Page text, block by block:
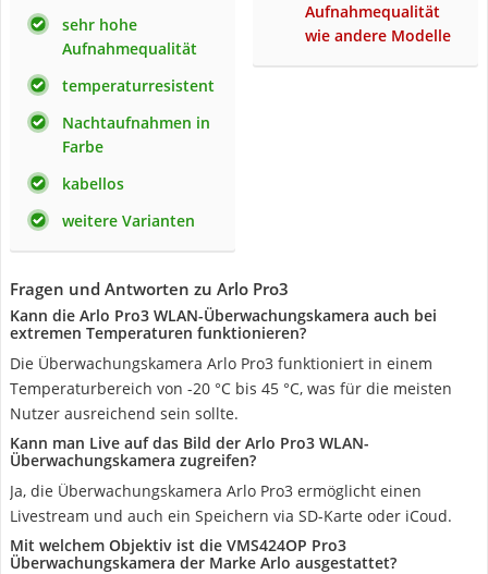
sehr hohe
Aufnahmequalität
temperaturresistent
Nachtaufnahmen in
Farbe
kabellos
weitere Varianten
Aufnahmequalität
wie andere Modelle
Fragen und Antworten zu Arlo Pro3
Kann die Arlo Pro3 WLAN-Überwachungskamera auch bei
extremen Temperaturen funktionieren?
Die Überwachungskamera Arlo Pro3 funktioniert in einem
Temperaturbereich von -20 °C bis 45 °C, was für die meisten
Nutzer ausreichend sein sollte.
Kann man Live auf das Bild der Arlo Pro3 WLAN-
Überwachungskamera zugreifen?
Ja, die Überwachungskamera Arlo Pro3 ermöglicht einen
Livestream und auch ein Speichern via SD-Karte oder iCoud.
Mit welchem Objektiv ist die VMS424OP Pro3
Überwachungskamera der Marke Arlo ausgestattet?